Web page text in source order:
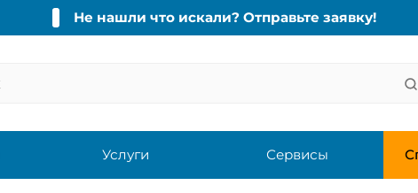
Не нашли что искали? Отправьте заявку!
Услуги Сервисы